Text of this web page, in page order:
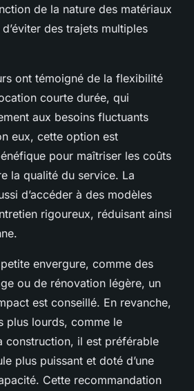
de la nature des matériaux
des trajets multiples
ont témoigné de la flexibilité
courte durée, qui
aux besoins fluctuants
eux, cette option est
pour maîtriser les coûts
la qualité du service. La
d’accéder à des modèles
rigoureux, réduisant ainsi
envergure, comme des
ou de rénovation légère, un
est conseillé. En revanche,
plus lourds, comme le
construction, il est préférable
plus puissant et doté d’une
Cette recommandation